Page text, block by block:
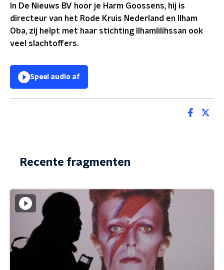
In De Nieuws BV hoor je Harm Goossens, hij is
directeur van het Rode Kruis Nederland en Ilham
Oba, zij helpt met haar stichting Ilhamlilihssan ook
veel slachtoffers.
Speel audio af
Recente fragmenten